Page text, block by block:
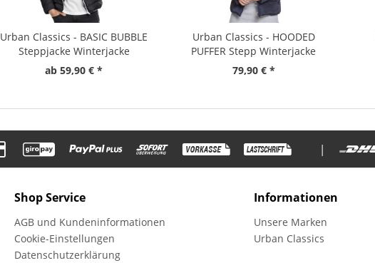
Urban Classics - BASIC BUBBLE
Steppjacke Winterjacke
ab 59,90 € *
Urban Classics - HOODED
PUFFER Stepp Winterjacke
gefüttert
79,90 € *
|
Shop Service
AGB und Kundeninformationen
Cookie-Einstellungen
Datenschutzerklärung
Informationen
Unsere Marken
Urban Classics